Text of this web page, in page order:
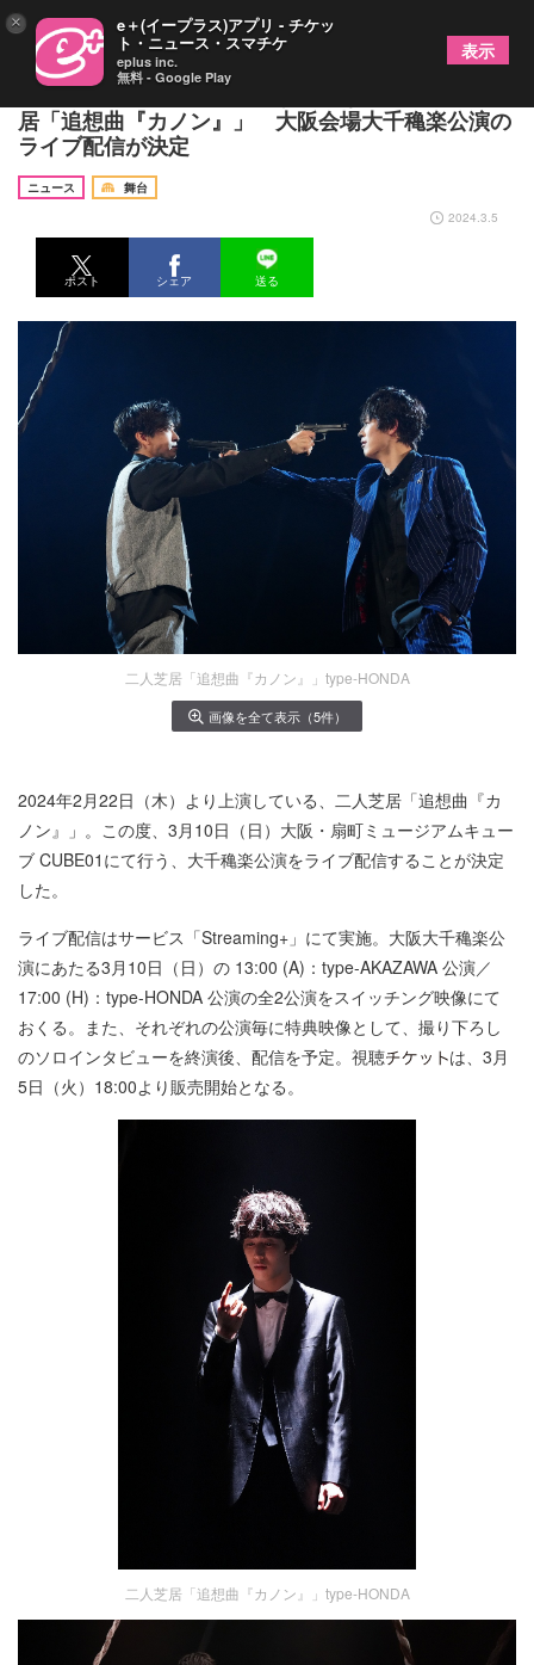
本田礼生と赤澤燈が生み出す濃密な会話劇、二人芝
居「追想曲『カノン』」 大阪会場大千穐楽公演の
ライブ配信が決定
ニュース
舞台
2024.3.5
ポスト シェア 送る
二人芝居「追想曲『カノン』」type-HONDA
画像を全て表示（5件）
2024年2月22日（木）より上演している、二人芝居「追想曲『カ
ノン』」。この度、3月10日（日）大阪・扇町ミュージアムキュー
ブ CUBE01にて行う、大千穐楽公演をライブ配信することが決定
した。
ライブ配信はサービス「Streaming+」にて実施。大阪大千穐楽公
演にあたる3月10日（日）の 13:00 (A)：type-AKAZAWA 公演／
17:00 (H)：type-HONDA 公演の全2公演をスイッチング映像にて
おくる。また、それぞれの公演毎に特典映像として、撮り下ろし
のソロインタビューを終演後、配信を予定。視聴
は、3月
5日（火）18:00より販売開始となる。
二人芝居「追想曲『カノン』」type-HONDA
× e＋(イープラス)アプリ - チケッ
ト・ニュース・スマチケ
eplus inc.
無料 - Google Play
表示